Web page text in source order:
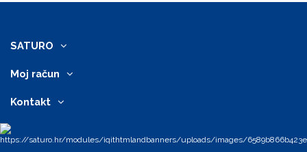
SATURO
Moj račun
Kontakt